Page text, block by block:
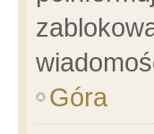
Góra